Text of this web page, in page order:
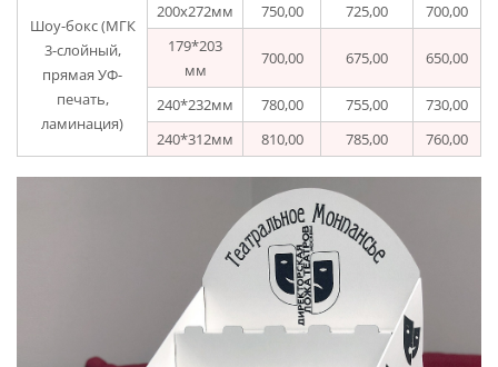
Шоу-бокс (МГК
3-слойный,
прямая УФ-
печать,
ламинация)
200х272мм 750,00 725,00
700,00
179*203
мм
700,00 675,00 650,00
240*232мм 780,00 755,00
730,00
240*312мм
810,00 785,00 760,00